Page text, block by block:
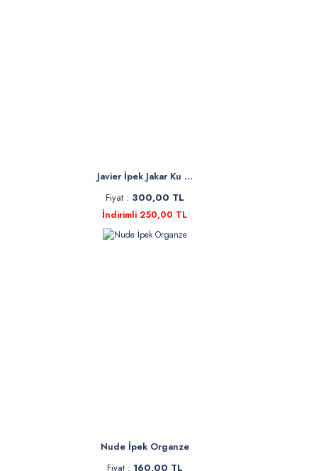
Javier İpek Jakar Ku ...
Fiyat : 300,00 TL
İndirimli 250,00 TL
Nude İpek Organze
Fiyat : 160,00 TL